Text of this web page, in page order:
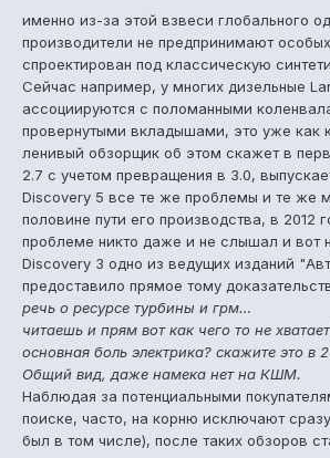
именно из-за этой взвеси глобального
производители не предпринимают
спроектирован под классическую
Сейчас например, у многих дизельные
ассоциируются с поломанными
провернутыми вкладышами, это уже как
ленивый обзорщик об этом скажет в
2.7 с учетом превращения в 3.0,
Discovery 5 все те же проблемы и те же
половине пути его производства, в 2012
проблеме никто даже и не слышал и вот
Discovery 3 одно из ведущих изданий
предоставило прямое тому
речь о ресурсе турбины и грм…
читаешь и прям вот как чего то не
основная боль электрика? скажите это в
Общий вид, даже намека нет на КШМ.
Наблюдая за потенциальными
поиске, часто, на корню исключают
был в том числе), после таких обзоров